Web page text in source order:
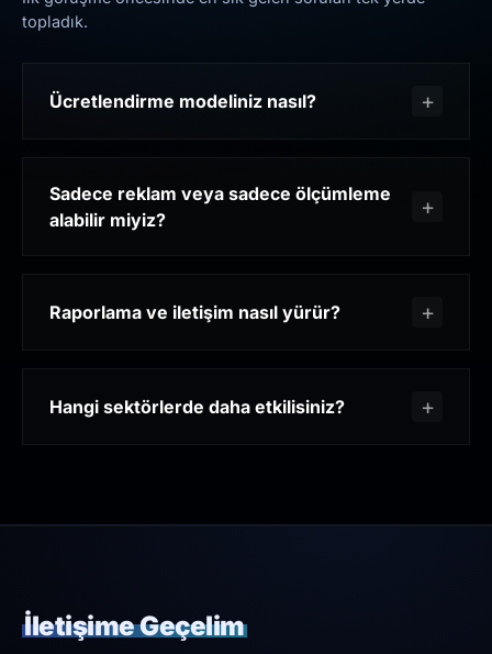
topladık.
Ücretlendirme modeliniz nasıl?
Sadece reklam veya sadece ölçümleme
alabilir miyiz?
Raporlama ve iletişim nasıl yürür?
Hangi sektörlerde daha etkilisiniz?
İletişime Geçelim